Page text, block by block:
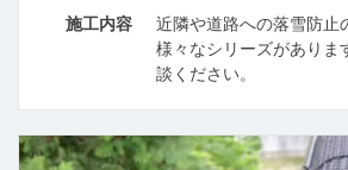
施工内容
近隣や道路への落雪防止
様々なシリーズがありま
談ください。